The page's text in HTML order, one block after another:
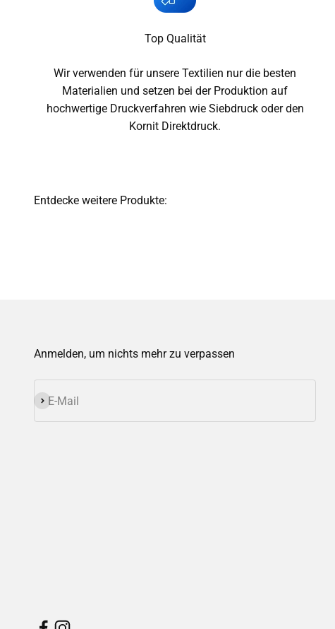
Top Qualität
Wir verwenden für unsere Textilien nur die besten
Materialien und setzen bei der Produktion auf
hochwertige Druckverfahren wie Siebdruck oder den
Kornit Direktdruck.
Anmelden, um nichts mehr zu verpassen
E-Mail
Abonnieren